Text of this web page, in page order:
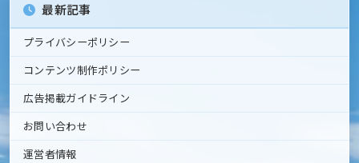
最新記事
プライバシーポリシー
コンテンツ制作ポリシー
広告掲載ガイドライン
お問い合わせ
運営者情報